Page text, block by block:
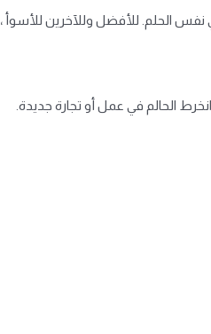
الحلم. للأفضل وللآخرين للأسوأ ،
الحالم في عمل أو تجارة جديدة.